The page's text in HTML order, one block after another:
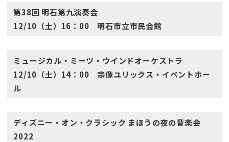
第38回 明石第九演奏会
12/10（土）16：00 明石市立市民会館
ミュージカル・ミーツ・ウインドオーケストラ
12/10（土）14：00 宗像ユリックス・イベントホー
ル
ディズニー・オン・クラシック まほうの夜の音楽会
2022